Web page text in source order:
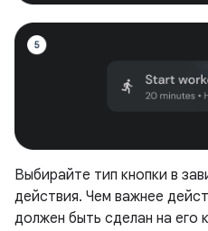
Выбирайте тип кнопки в
действия. Чем важнее
должен быть сделан на его